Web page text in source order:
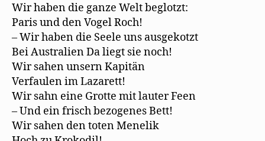
Wir haben die ganze Welt beglotzt:
Paris und den Vogel Roch!
– Wir haben die Seele uns ausgekotzt
Bei Australien Da liegt sie noch!
Wir sahen unsern Kapitän
Verfaulen im Lazarett!
Wir sahn eine Grotte mit lauter Feen
– Und ein frisch bezogenes Bett!
Wir sahen den toten Menelik